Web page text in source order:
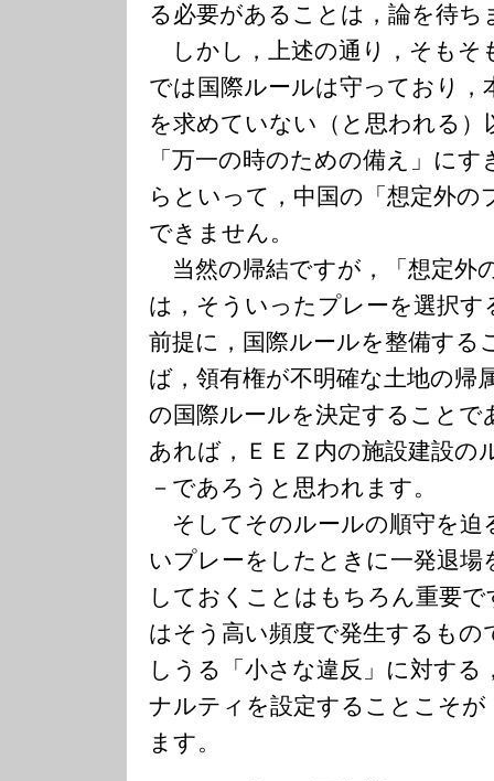
る必要があることは，論を待ち
しかし，上述の通り，そもそ
では国際ルールは守っており，
を求めていない（と思われる）
「万一の時のための備え」に
らといって，中国の「想定外の
できません。
当然の帰結ですが，「想定外
は，そういったプレーを選択
前提に，国際ルールを整備する
ば，領有権が不明確な土地の帰
の国際ルールを決定することで
あれば，ＥＥＺ内の施設建設の
－であろうと思われます。
そしてそのルールの順守を迫
いプレーをしたときに一発退場
しておくことはもちろん重要
はそう高い頻度で発生するも
しうる「小さな違反」に対する
ナルティを設定することこそ
ます。